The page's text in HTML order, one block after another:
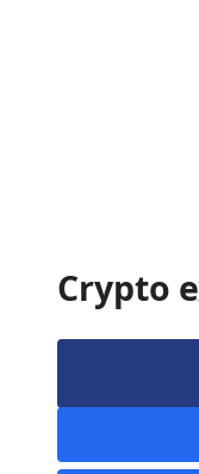
Crypto